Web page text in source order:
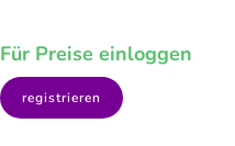
Für Preise einloggen
registrieren